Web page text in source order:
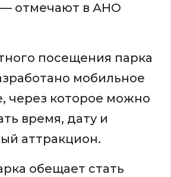
— отмечают в АНО
посещения парка
мобильное
через которое можно
время, дату и
аттракцион.
обещает стать